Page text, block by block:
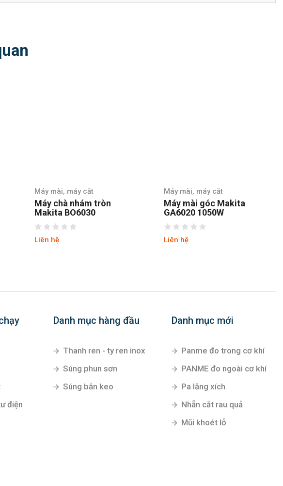
Máy mài, máy cắt
Máy chà nhám tròn
Makita BO6030
Liên hệ
Máy mài, máy cắt
Máy mài góc Makita
GA6020 1050W
Liên hệ
điện
Danh mục hàng đầu
Thanh ren - ty ren inox
Súng phun sơn
Súng bắn keo
Danh mục mới
Panme đo trong cơ khí
PANME đo ngoài cơ khí
Pa lăng xích
Nhẵn cắt rau quả
Mũi khoét lỗ